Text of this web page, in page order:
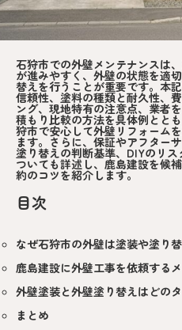
石狩市での外壁メンテナンスは
が進みやすく、外壁の状態を適
替えを行うことが重要です。本
信頼性、塗料の種類と耐久性、
ング、現地特有の注意点、業者
積もり比較の方法を具体例とと
狩市で安心して外壁リフォーム
ます。さらに、保証やアフター
塗り替えの判断基準、DIYのリ
ついても詳述し、鹿島建設を候
約のコツを紹介します。
目次
なぜ石狩市の外壁は塗装や塗り
鹿島建設に外壁工事を依頼する
外壁塗装と外壁塗り替えはどの
まとめ